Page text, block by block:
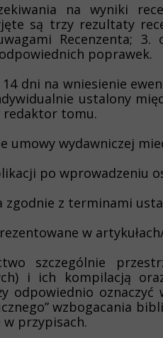
na wyniki
są trzy rezultaty
Recenzenta;
poprawek.
dni na wniesienie
ustalony
redaktor tomu.
umowy wydawniczej
po wprowadzeniu
zgodnie z terminami
w
szczególnie
i ich kompilacją
odpowiednio
wzbogacania
przypisach.